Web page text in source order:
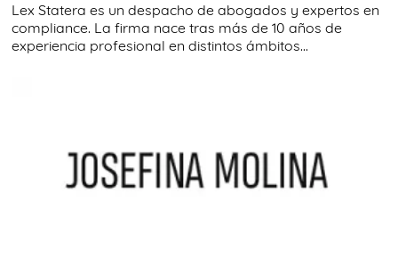
Lex Statera es un despacho de abogados y expertos en
compliance. La firma nace tras más de 10 años de
experiencia profesional en distintos ámbitos...